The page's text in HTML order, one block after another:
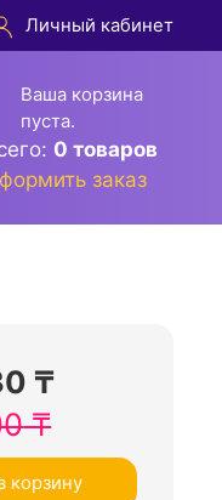
Личный кабинет
Ваша корзина
пуста.
0 товаров
заказ
₸
₸
корзину